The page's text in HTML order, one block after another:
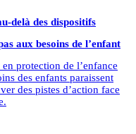
delà des dispositifs
aux besoins de l’enfant
protection de l’enfance
des enfants paraissent
des pistes d’action face